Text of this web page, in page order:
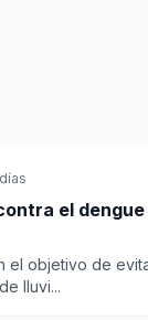
el
el objetivo de
lluvi...